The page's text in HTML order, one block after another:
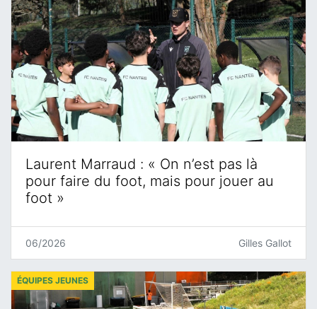
Laurent Marraud : « On n’est pas là
pour faire du foot, mais pour jouer au
foot »
06/2026 Gilles Gallot
ÉQUIPES JEUNES